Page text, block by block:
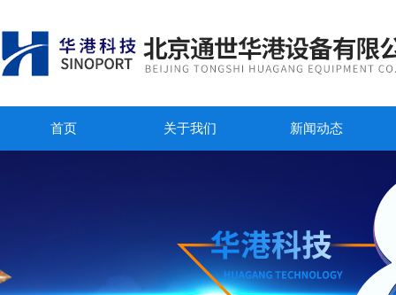
首页 关于我们 新闻动态